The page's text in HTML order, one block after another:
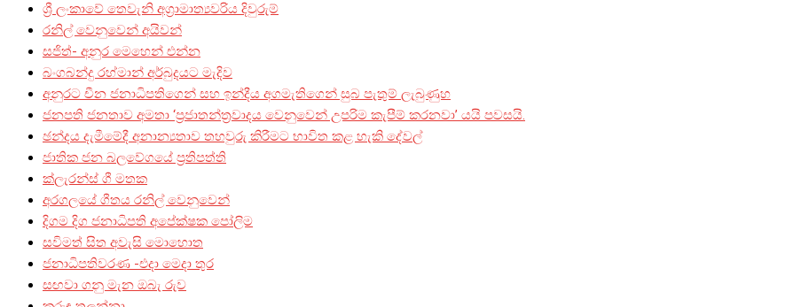
ශ්‍රී ලංකාවේ තෙවැනි අග්‍රාමාත්‍යවරිය දිවුරුම්
රනිල් වෙනුවෙන් අයිවන්
සජිත්- අනුර මෙහෙන් එන්න
බංගබන්දු රහ්මාන් අර්බුදයට මැදිව
අනුරට චීන ජනාධිපතිගෙන් සහ ඉන්දීය අගමැතිගෙන් සුබ පැතුම් ලැබුණුහ
ජනපති ජනතාව අමතා ‘ප්‍රජාතන්ත්‍රවාදය වෙනුවෙන් උපරිම කැපීම් කරනවා’ යයි පවසයි.
ඡන්දය දැමීමේදී අනාන්‍යතාව තහවුරු කිරීමට භාවිත කළ හැකි දේවල්
ජාතික ජන බලවේගයේ ප්‍රතිපත්ති
ක්ලැරන්ස් ගී මතක
අරගලයේ ගීතය රනිල් වෙනුවෙන්
දිගම දිග ජනාධිපති අපේක්ෂක පෝලිම
සවිමත් සිත අවැසි මොහොත
ජනාධිපතිවරණ -එදා මෙදා තුර
සඟවා ගනු මැන ඔබැ රුව